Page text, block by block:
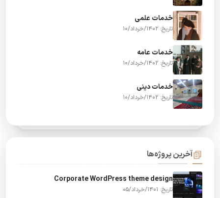
خدمات علمی
تاریخ: 1402/خرداد/10
خدمات عامه
تاریخ: 1402/خرداد/10
خدمات دینی
تاریخ: 1402/خرداد/10
آخرین پروژه‌ها
Corporate WordPress theme design
تاریخ: 1401/خرداد/05